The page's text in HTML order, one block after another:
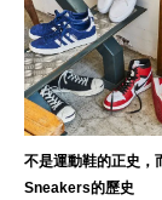
不是運動鞋的正史，
Sneakers的歷史